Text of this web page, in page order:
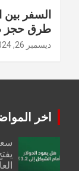
السفر
طرق حجز
ديسمبر 26, 2024
اخر